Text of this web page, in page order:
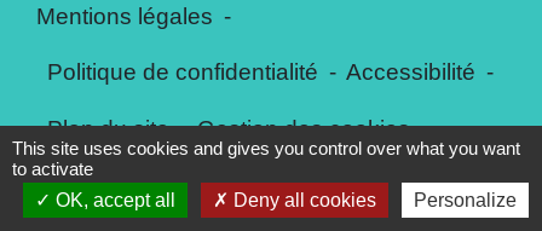
Mentions légales -
Politique de confidentialité - Accessibilité -
Plan du site - Gestion des cookies
Site créé en partenariat avec Réseau des Communes
This site uses cookies and gives you control over what you want
to activate
OK, accept all
Deny all cookies Personalize